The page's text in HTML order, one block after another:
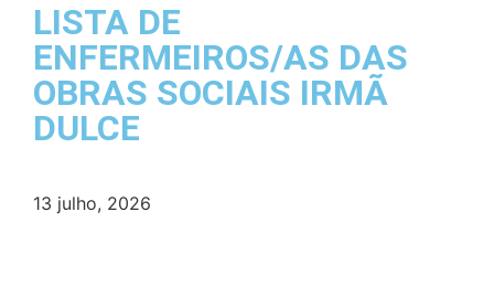
LISTA DE
ENFERMEIROS/AS DAS
OBRAS SOCIAIS IRMÃ
DULCE
13 julho, 2026